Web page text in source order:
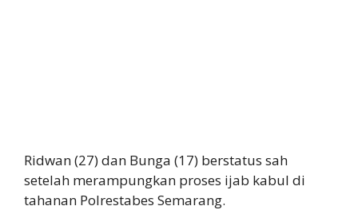
Ridwan (27) dan Bunga (17) berstatus sah
setelah merampungkan proses ijab kabul di
tahanan Polrestabes Semarang.